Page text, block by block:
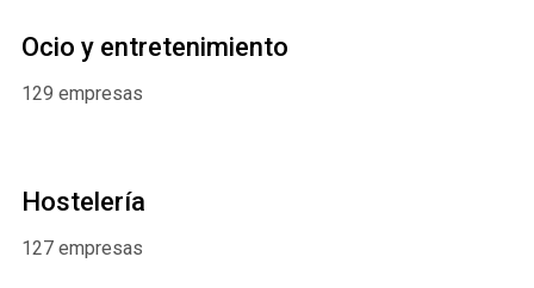
Ocio y entretenimiento
129 empresas
Hostelería
127 empresas